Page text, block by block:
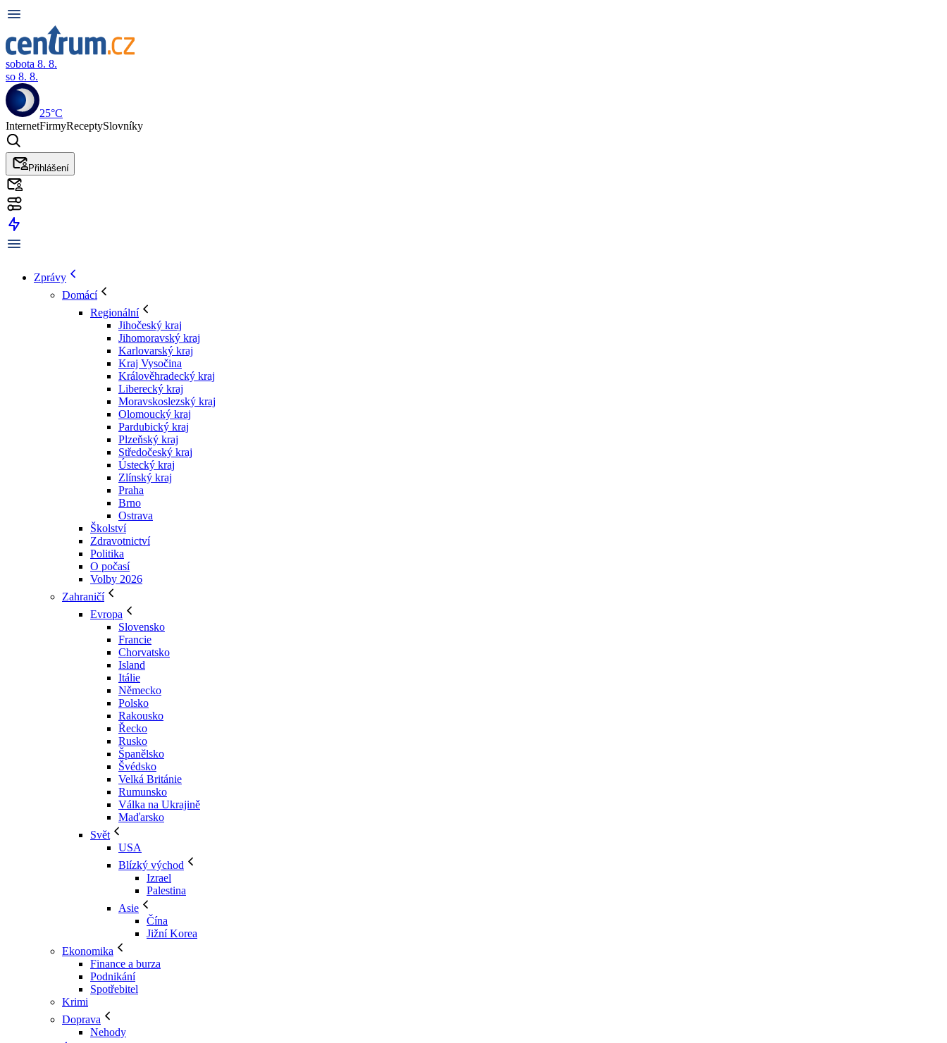
sobota 8. 8.
so 8. 8.
25°C
InternetFirmyReceptySlovníky
Přihlášení
Zprávy
Domácí
Regionální
Jihočeský kraj
Jihomoravský kraj
Karlovarský kraj
Kraj Vysočina
Králověhradecký kraj
Liberecký kraj
Moravskoslezský kraj
Olomoucký kraj
Pardubický kraj
Plzeňský kraj
Středočeský kraj
Ústecký kraj
Zlínský kraj
Praha
Brno
Ostrava
Školství
Zdravotnictví
Politika
O počasí
Volby 2026
Zahraničí
Evropa
Slovensko
Francie
Chorvatsko
Island
Itálie
Německo
Polsko
Rakousko
Řecko
Rusko
Španělsko
Švédsko
Velká Británie
Rumunsko
Válka na Ukrajině
Maďarsko
Svět
USA
Blízký východ
Izrael
Palestina
Asie
Čína
Jižní Korea
Ekonomika
Finance a burza
Podnikání
Spotřebitel
Krimi
Doprava
Nehody